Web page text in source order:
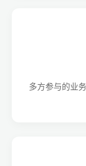
多方参与的业